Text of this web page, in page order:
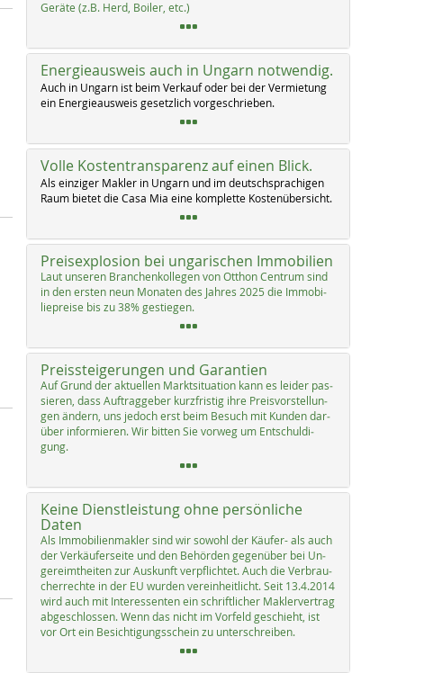
Ge­rä­te (z.B. Herd, Boi­ler, etc.)
Energieausweis auch in Ungarn notwendig.
Auch in Un­garn ist beim Ver­kauf oder bei der Ver­mie­tung
ein En­er­gie­aus­weis ge­setz­lich vor­ge­schrie­ben.
Volle Kostentransparenz auf einen Blick.
Als ein­zi­ger Mak­ler in Un­garn und im deutsch­spra­chi­gen
Raum bie­tet die Ca­sa Mia ei­ne kom­p­let­te Kos­ten­über­sicht.
Preisexplosion bei ungarischen Immobilien
Laut un­se­ren Bran­chen­kol­le­gen von Ott­hon Cen­trum sind
in den ers­ten neun Mo­na­ten des Jah­res 2025 die Im­mo­bi­
lie­p­rei­se bis zu 38% ge­s­tie­gen.
Preissteigerungen und Garantien
Auf Grund der ak­tu­el­len Markt­si­tua­ti­on kann es lei­der pas­
sie­ren, dass Auf­trag­ge­ber kurz­fris­tig ih­re Preis­vor­stel­lun­
gen än­dern, uns je­doch erst beim Be­such mit Kun­den dar­
über in­for­mie­ren. Wir bit­ten Sie vor­weg um Ent­schul­di­
gung.
Keine Dienstleistung ohne persönliche
Daten
Als Im­mo­bi­li­en­mak­ler sind wir so­wohl der Käu­fer- als auch
der Ver­käu­fer­sei­te und den Be­hör­den ge­gen­über bei Un­
ge­reimt­hei­ten zur Aus­kunft verpf­lich­tet. Auch die Ver­brau­
cher­rech­te in der EU wur­den ve­r­ein­heit­licht. Seit 13.4.2014
wird auch mit In­ter­es­sen­ten ein schrift­li­cher Mak­ler­ver­trag
ab­ge­sch­los­sen. Wenn das nicht im Vor­feld ge­schieht, ist
vor Ort ein Be­sich­ti­gungs­schein zu un­ter­sch­rei­ben.